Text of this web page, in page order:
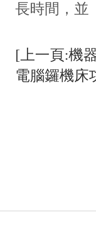
長時間，並
[上一頁:機
電腦鑼機床